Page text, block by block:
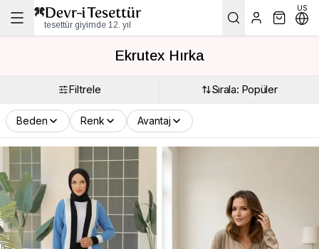
tesettür giyimde 12. yıl
US
Ekrutex Hırka
Filtrele Sırala: Popüler
Beden Renk Avantaj